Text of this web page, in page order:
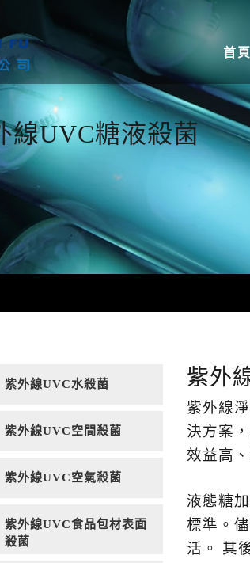
首頁
線UVC糖液殺菌
紫外線UVC水殺菌
紫外線UVC空間殺菌
紫外線UVC空氣殺菌
紫外線UVC食品包材表面
殺菌
紫外
紫外線
決方案
效益高
液態糖
標準。
活。
其